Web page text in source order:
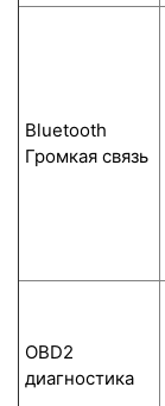
Bluetooth
Громкая связь
OBD2
диагностика